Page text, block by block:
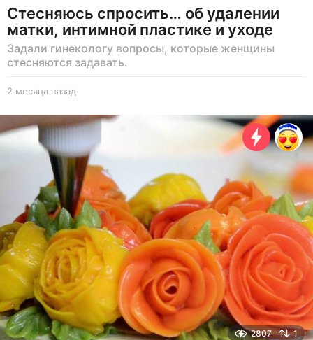
Стесняюсь спросить… об удалении
матки, интимной пластике и уходе
Задали гинекологу вопросы, которые женщины
стесняются задавать.
2 месяца назад
е
с
ц
а
н
а
з
а
д
2807 1